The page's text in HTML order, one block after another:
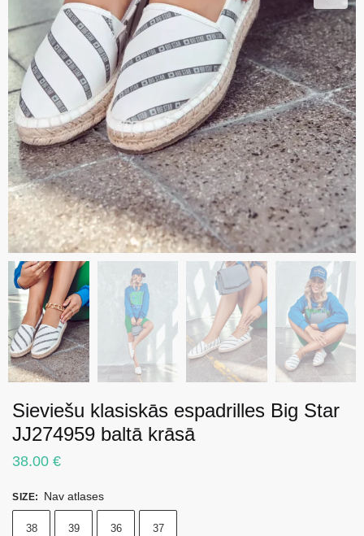
Sieviešu klasiskās espadrilles Big Star
JJ274959 baltā krāsā
38.00 €
SIZE: Nav atlases
38 39 36 37